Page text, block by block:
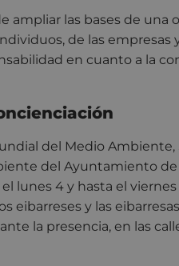
ampliar las bases de una
de las empresas
en cuanto a la
del Medio Ambiente,
del Ayuntamiento
lunes 4 y hasta el viernes
eibarreses y las
la presencia, en las